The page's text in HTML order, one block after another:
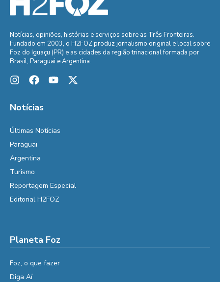
Notícias, opiniões, histórias e serviços sobre as Três Fronteiras.
Fundado em 2003, o H2FOZ produz jornalismo original e local sobre
Foz do Iguaçu (PR) e as cidades da região trinacional formada por
Brasil, Paraguai e Argentina.
Notícias
Últimas Notícias
Paraguai
Argentina
Turismo
Reportagem Especial
Editorial H2FOZ
Planeta Foz
Foz, o que fazer
Diga Aí